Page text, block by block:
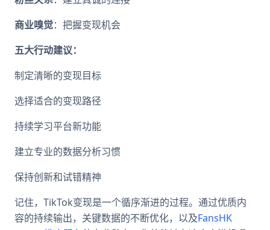
商业嗅觉：把握变现机会
五大行动建议：
制定清晰的变现目标
选择适合的变现路径
持续学习平台新功能
建立专业的数据分析习惯
保持创新和试错精神
记住，TikTok变现是一个循序渐进的过程。通过优质内
容的持续输出，关键数据的不断优化，以及FansHK